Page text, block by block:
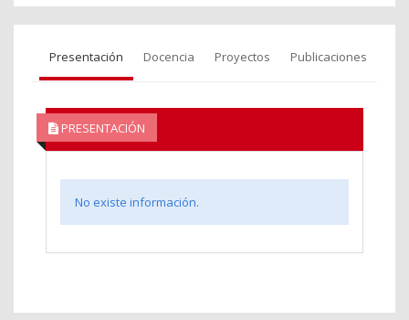
Presentación Docencia Proyectos Publicaciones
PRESENTACIÓN
No existe información.